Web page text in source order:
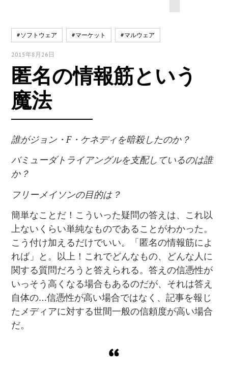
#ソフトウェア #マーケット #マルウェア
2015年8月26日
匿名の情報筋という
魔法
誰がジョン・ F・ケネディを暗殺したのか？
バミューダトライアングルを支配しているのは誰
か？
フリーメイソンの目的は？
簡単なことだ！こういった疑問の答えは、これ以
上ないくらい単純なものであることがわかった。
こう付け加えるだけでいい。「匿名の情報筋によ
れば」と。以上！これでどんなもの、どんな人に
関する質問だろうと答えられる。答えの信憑性が
いっそう高くなる場合もあるのだが、それは答え
自体の…信憑性が高い場合ではなく、記事を報じ
たメディアに対する世間一般の信頼度が高い場合
だ。